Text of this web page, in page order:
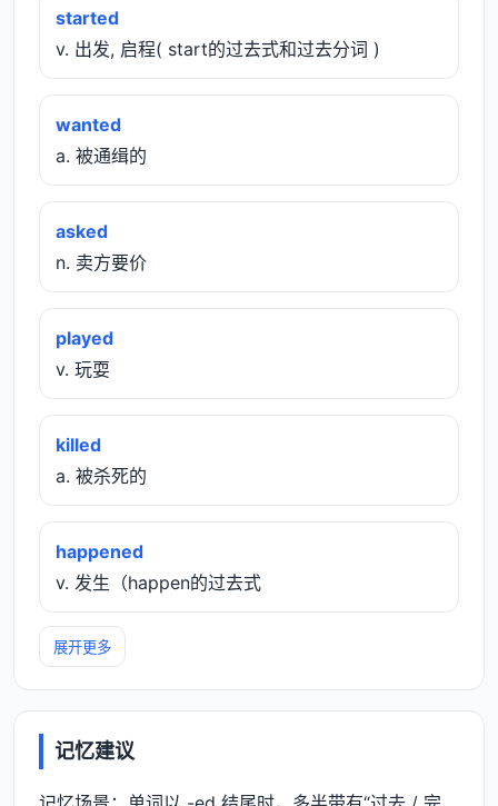
started
v. 出发, 启程( start的过去式和过去分词 )
wanted
a. 被通缉的
asked
n. 卖方要价
played
v. 玩耍
killed
a. 被杀死的
happened
v. 发生（happen的过去式
展开更多
记忆建议